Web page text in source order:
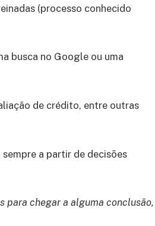
(processo conhecido
busca no Google ou uma
de crédito, entre outras
a partir de decisões
para chegar a alguma conclusão,